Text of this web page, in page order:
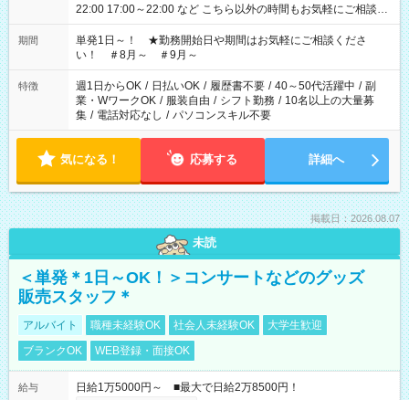
22:00 17:00～22:00 など こちら以外の時間もお気軽にご相談く
ださい！
期間
単発1日～！ ★勤務開始日や期間はお気軽にご相談くださ
い！ ＃8月～ ＃9月～
特徴 週1日からOK / 日払いOK / 履歴書不要 / 40～50代活躍中 / 副
業・WワークOK / 服装自由 / シフト勤務 / 10名以上の大量募
集 / 電話対応なし / パソコンスキル不要
気になる！ 応募する 詳細へ
掲載日：2026.08.07
未読
＜単発＊1日～OK！＞コンサートなどのグッズ
販売スタッフ＊
アルバイト 職種未経験OK 社会人未経験OK
大学生歓迎
ブランクOK
WEB登録・面接OK
給与
日給1万5000円～ ■最大で日給2万8500円！